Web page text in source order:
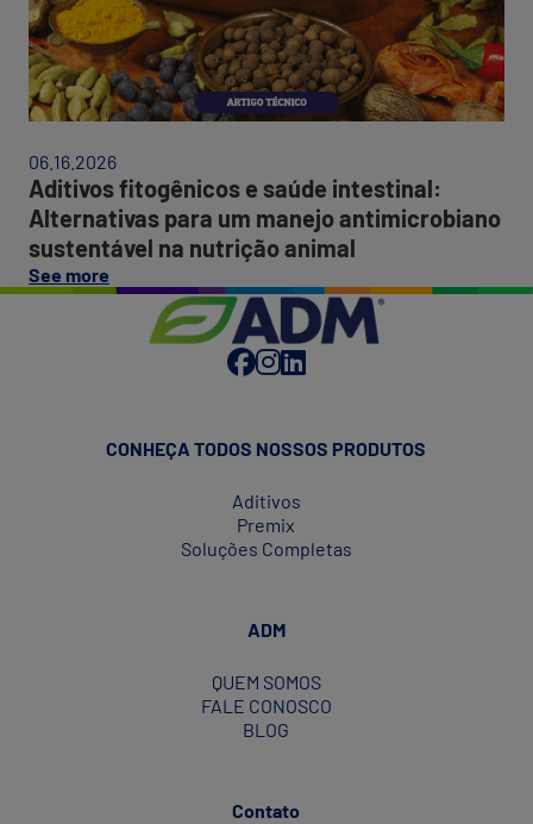
estratégico
para
redução
de
custos,
e
eficiência."
fitogênicos
e
saúde
intestinal:
Alternativas
para
um
antimicrobiano
06.16.2026
Aditivos fitogênicos e saúde intestinal:
Alternativas para um manejo antimicrobiano
sustentável na nutrição animal
See more
this
"Aditivos
intestinal:
Alternativas
antimicrobiano
CONHEÇA TODOS NOSSOS PRODUTOS
Aditivos
Premix
Soluções Completas
ADM
QUEM SOMOS
FALE CONOSCO
BLOG
Contato